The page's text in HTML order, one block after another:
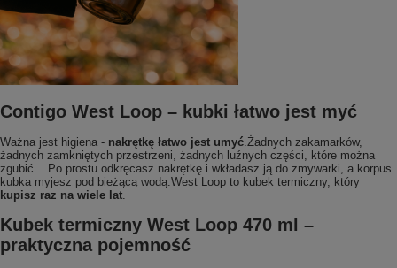
Contigo West Loop – kubki łatwo jest myć
Ważna jest higiena - nakrętkę łatwo jest umyć.Żadnych zakamarków,
żadnych zamkniętych przestrzeni, żadnych luźnych części, które można
zgubić... Po prostu odkręcasz nakrętkę i wkładasz ją do zmywarki, a korpus
kubka myjesz pod bieżącą wodą.West Loop to kubek termiczny, który
kupisz raz na wiele lat.
Kubek termiczny West Loop 470 ml –
praktyczna pojemność